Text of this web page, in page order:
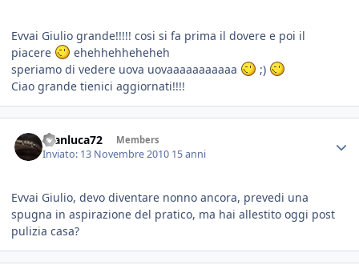
Evvai Giulio grande!!!!! cosi si fa prima il dovere e poi il
piacere
ehehhehheheheh
speriamo di vedere uova uovaaaaaaaaaaa
;)
Ciao grande tienici aggiornati!!!!
Gianluca72 Members
Inviato: 13 Novembre 2010 15 anni
Evvai Giulio, devo diventare nonno ancora, prevedi una
spugna in aspirazione del pratico, ma hai allestito oggi post
pulizia casa?